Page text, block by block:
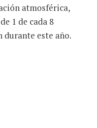
atmosférica,
1 de cada 8
durante este año.